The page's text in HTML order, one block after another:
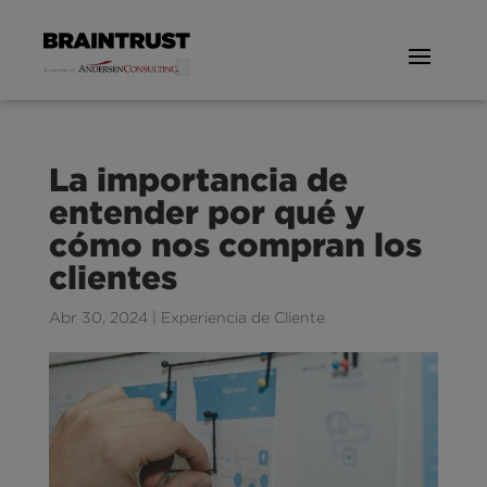
La importancia de
entender por qué y
cómo nos compran los
clientes
Abr 30, 2024| Experiencia de Cliente